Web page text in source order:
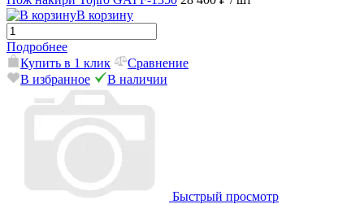
В корзину
Подробнее
Купить в 1 клик
Сравнение
В избранное
В наличии
Быстрый просмотр